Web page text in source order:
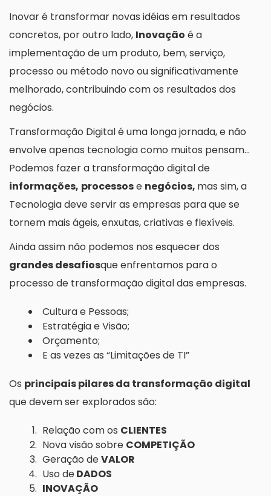
Inovar é transformar novas idéias em resultados
concretos, por outro lado, Inovação é a
implementação de um produto, bem, serviço,
processo ou método novo ou significativamente
melhorado, contribuindo com os resultados dos
negócios.
Transformação Digital é uma longa jornada, e não
envolve apenas tecnologia como muitos pensam…
Podemos fazer a transformação digital de
informações, processose negócios, mas sim, a
Tecnologia deve servir as empresas para que se
tornem mais ágeis, enxutas, criativas e flexíveis.
Ainda assim não podemos nos esquecer dos
grandes desafiosque enfrentamos para o
processo de transformação digital das empresas.
Cultura e Pessoas;
Estratégia e Visão;
Orçamento;
E as vezes as “Limitações de TI”
Os principais pilares da transformação digital
que devem ser explorados são:
Relação com os CLIENTES
Nova visão sobre COMPETIÇÃO
Geração deVALOR
Uso deDADOS
INOVAÇÃO